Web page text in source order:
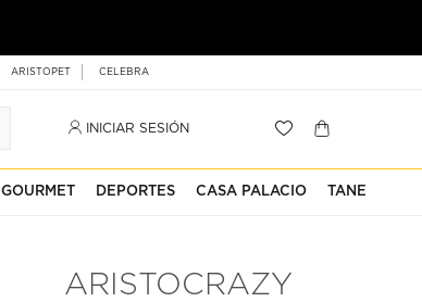
ARISTOPET CELEBRA
INICIAR SESIÓN
GOURMET DEPORTES CASA PALACIO TANE
ARISTOCRAZY